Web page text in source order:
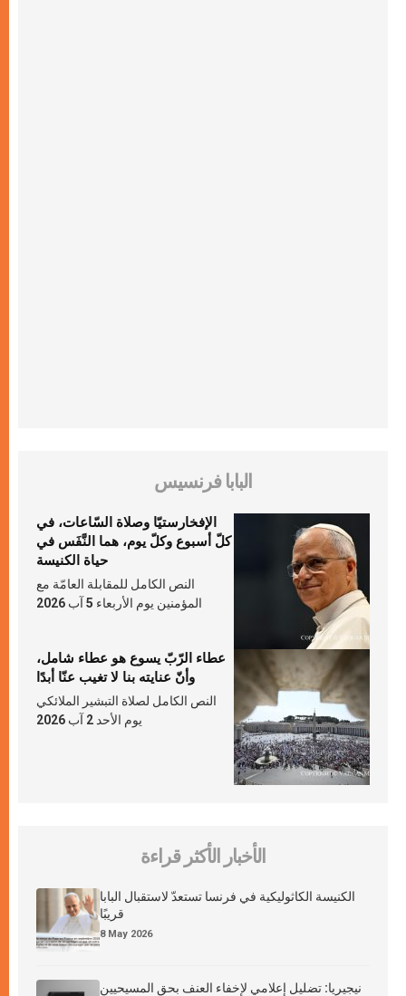
البابا فرنسيس
الإفخارستيّا وصلاة السّاعات، في
كلّ أسبوع وكلّ يوم، هما النَّفَس في
حياة الكنيسة
النص الكامل للمقابلة العامّة مع
المؤمنين يوم الأربعاء 5 آب 2026
عطاء الرّبّ يسوع هو عطاء شامل،
وأنّ عنايته بنا لا تغيب عنّا أبدًا
النص الكامل لصلاة التبشير الملائكي
يوم الأحد 2 آب 2026
الأخبار الأكثر قراءة
الكنيسة الكاثوليكية في فرنسا تستعدّ لاستقبال البابا
قريبًا
8 May 2026
نيجيريا: تضليل إعلامي لإخفاء العنف بحق المسيحيين